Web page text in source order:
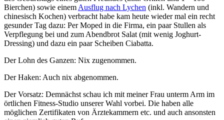
Bierchen) sowie einem Ausflug nach Lychen (inkl. Wandern und
chinesisch Kochen) verbracht habe kam heute wieder mal ein recht
gesunder Tag dazu: Per Moped in die Firma, ein paar Stullen als
Verpflegung bei und zum Abendbrot Salat (mit wenig Joghurt-
Dressing) und dazu ein paar Scheiben Ciabatta.
Der Lohn des Ganzen: Nix zugenommen.
Der Haken: Auch nix abgenommen.
Der Vorsatz: Demnächst schau ich mit meiner Frau unterm Arm im
örtlichen Fitness-Studio unserer Wahl vorbei. Die haben alle
möglichen Zertifikaten von Ärztekammern etc. und auch ansonsten